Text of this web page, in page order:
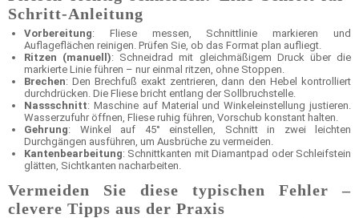
Schritt-Anleitung
Vorbereitung: Fliese messen, Schnittlinie markieren und
Auflageflächen reinigen. Prüfen Sie, ob das Format plan aufliegt.
Ritzen (manuell): Schneidrad mit gleichmäßigem Druck über die
markierte Linie führen – nur einmal ritzen, ohne Stoppen.
Brechen: Den Brechfuß exakt zentrieren, dann den Hebel kontrolliert
durchdrücken. Die Fliese bricht entlang der Sollbruchstelle.
Nassschnitt: Maschine auf Material und Winkeleinstellung justieren.
Wasserzufuhr öffnen, Fliese ruhig führen, Vorschub konstant halten.
Gehrung: Winkel auf 45° einstellen, Schnitt in zwei leichten
Durchgängen ausführen, um Ausbrüche zu vermeiden.
Kantenbearbeitung: Schnittkanten mit Diamantpad oder Schleifstein
glätten, Sichtkanten nacharbeiten.
Vermeiden Sie diese typischen Fehler –
clevere Tipps aus der Praxis